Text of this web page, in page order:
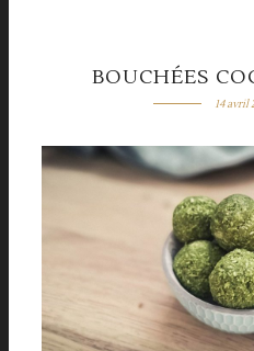
BOUCHÉES
14 avril